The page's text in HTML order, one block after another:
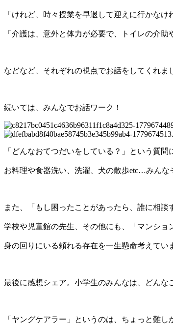
「けれど、時々授業を早退して迎えに行かなけ
「介護は、意外と体力が必要で、トイレの介助
などなど、それぞれの視点でお話をしてくれま
続いては、みんなでお話ワーク！
「どんなおてつだいをしている？」という質問
お料理や食器洗い、洗濯、犬の散歩etc…みん
また、「もし困ったことがあったら、誰に相談
学校や児童館の先生、その他にも、「マンシ
身の回りにいる頼れる存在を一生懸命考えてい
最後に感想シェア。小学生のみんなは、どんな
「ヤングケアラー」というのは、ちょっと難し